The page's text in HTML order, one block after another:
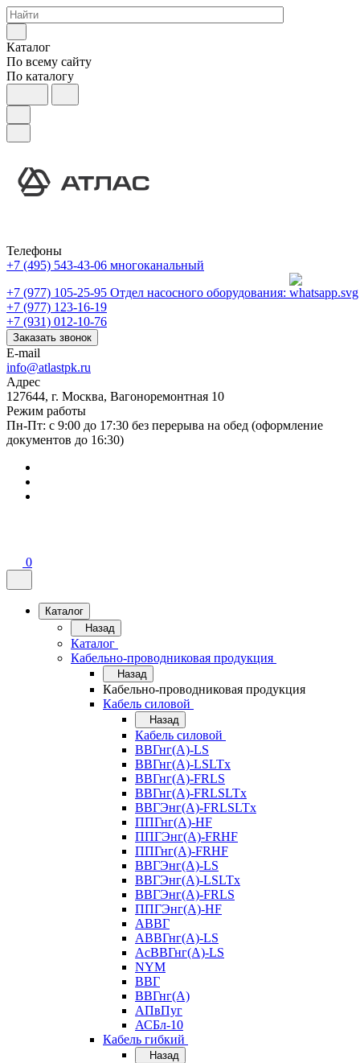
Каталог
По всему сайту
По каталогу
Телефоны
+7 (495) 543-43-06 многоканальный
+7 (977) 105-25-95 Отдел насосного оборудования:
+7 (977) 123-16-19
+7 (931) 012-10-76
Заказать звонок
E-mail
info@atlastpk.ru
Адрес
127644, г. Москва, Вагоноремонтная 10
Режим работы
Пн-Пт: с 9:00 до 17:30 без перерыва на обед (оформление
документов до 16:30)
0
Каталог
Назад
Каталог
Кабельно-проводниковая продукция
Назад
Кабельно-проводниковая продукция
Кабель силовой
Назад
Кабель силовой
ВВГнг(А)-LS
ВВГнг(А)-LSLTx
ВВГнг(А)-FRLS
ВВГнг(А)-FRLSLTx
ВВГЭнг(А)-FRLSLTx
ППГнг(А)-HF
ППГЭнг(А)-FRHF
ППГнг(А)-FRHF
ВВГЭнг(А)-LS
ВВГЭнг(А)-LSLTx
ВВГЭнг(А)-FRLS
ППГЭнг(А)-HF
АВВГ
АВВГнг(А)-LS
АсВВГнг(А)-LS
NYM
ВВГ
ВВГнг(А)
АПвПуг
АСБл-10
Кабель гибкий
Назад